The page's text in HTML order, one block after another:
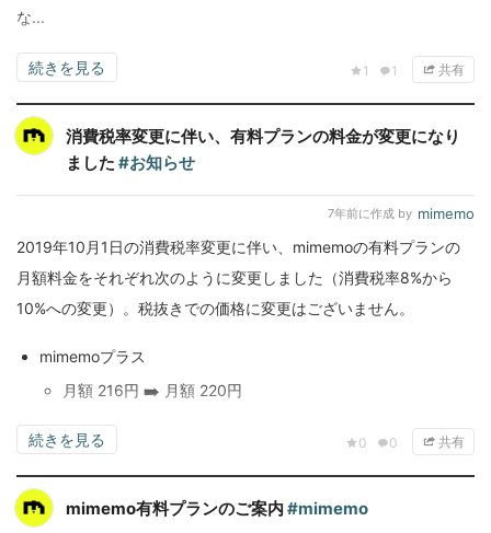
1 1 共有
な...
続きを見る
消費税率変更に伴い、有料プランの料金が変更になり
ました #お知らせ
7年前に作成 by mimemo
0 0 共有
2019年10月1日の消費税率変更に伴い、mimemoの有料プランの
月額料金をそれぞれ次のように変更しました（消費税率8%から
10%への変更）。税抜きでの価格に変更はございません。
mimemoプラス
月額 216円 ➡️ 月額 220円
続きを見る
mimemo有料プランのご案内#mimemo